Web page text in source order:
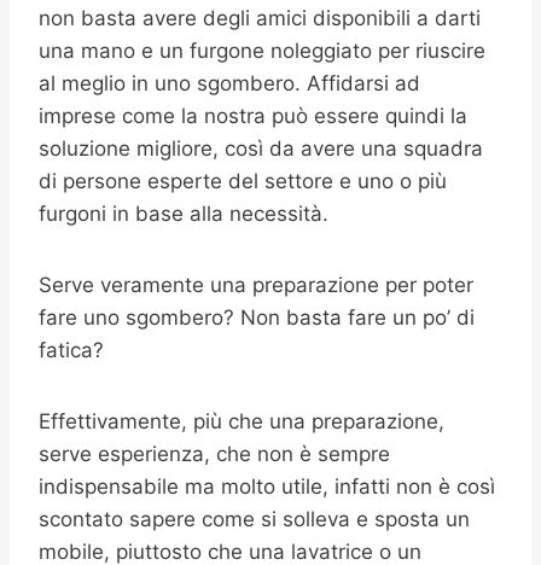
non basta avere degli amici disponibili a darti
una mano e un furgone noleggiato per riuscire
al meglio in uno sgombero. Affidarsi ad
imprese come la nostra può essere quindi la
soluzione migliore, così da avere una squadra
di persone esperte del settore e uno o più
furgoni in base alla necessità.
Serve veramente una preparazione per poter
fare uno sgombero? Non basta fare un po’ di
fatica?
Effettivamente, più che una preparazione,
serve esperienza, che non è sempre
indispensabile ma molto utile, infatti non è così
scontato sapere come si solleva e sposta un
mobile, piuttosto che una lavatrice o un